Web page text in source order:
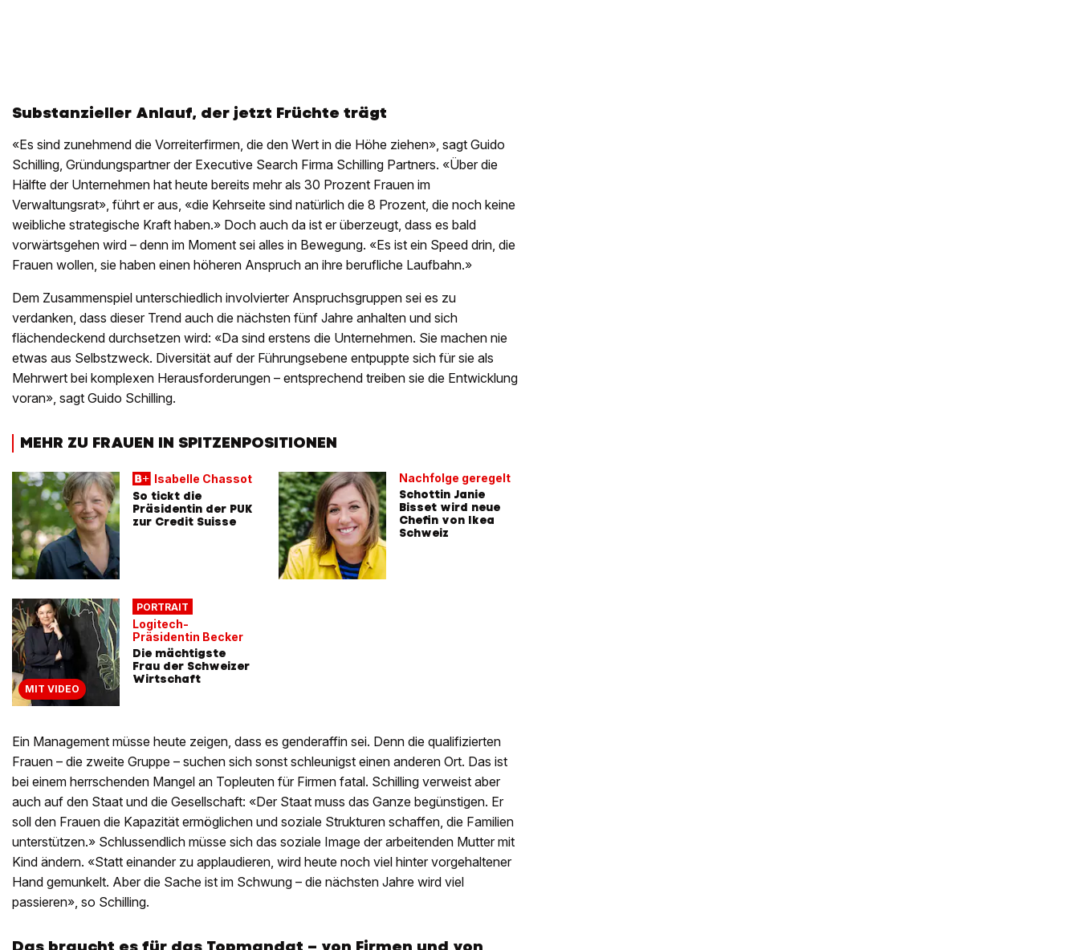
Substanzieller Anlauf, der jetzt Früchte trägt
«Es sind zunehmend die Vorreiterfirmen, die den Wert in die Höhe ziehen», sagt Guido
Schilling, Gründungspartner der Executive Search Firma Schilling Partners. «Über die
Hälfte der Unternehmen hat heute bereits mehr als 30 Prozent Frauen im
Verwaltungsrat», führt er aus, «die Kehrseite sind natürlich die 8 Prozent, die noch keine
weibliche strategische Kraft haben.» Doch auch da ist er überzeugt, dass es bald
vorwärtsgehen wird – denn im Moment sei alles in Bewegung. «Es ist ein Speed drin, die
Frauen wollen, sie haben einen höheren Anspruch an ihre berufliche Laufbahn.»
Dem Zusammenspiel unterschiedlich involvierter Anspruchsgruppen sei es zu
verdanken, dass dieser Trend auch die nächsten fünf Jahre anhalten und sich
flächendeckend durchsetzen wird: «Da sind erstens die Unternehmen. Sie machen nie
etwas aus Selbstzweck. Diversität auf der Führungsebene entpuppte sich für sie als
Mehrwert bei komplexen Herausforderungen – entsprechend treiben sie die Entwicklung
voran», sagt Guido Schilling.
MEHR ZU FRAUEN IN SPITZENPOSITIONEN
Isabelle Chassot
So tickt die
Präsidentin der PUK
zur Credit Suisse
MIT VIDEO
PORTRAIT
Logitech-
Präsidentin Becker
Die mächtigste
Frau der Schweizer
Wirtschaft
Nachfolge geregelt
Schottin Janie
Bisset wird neue
Chefin von Ikea
Schweiz
Ein Management müsse heute zeigen, dass es genderaffin sei. Denn die qualifizierten
Frauen – die zweite Gruppe – suchen sich sonst schleunigst einen anderen Ort. Das ist
bei einem herrschenden Mangel an Topleuten für Firmen fatal. Schilling verweist aber
auch auf den Staat und die Gesellschaft: «Der Staat muss das Ganze begünstigen. Er
soll den Frauen die Kapazität ermöglichen und soziale Strukturen schaffen, die Familien
unterstützen.» Schlussendlich müsse sich das soziale Image der arbeitenden Mutter mit
Kind ändern. «Statt einander zu applaudieren, wird heute noch viel hinter vorgehaltener
Hand gemunkelt. Aber die Sache ist im Schwung – die nächsten Jahre wird viel
passieren», so Schilling.